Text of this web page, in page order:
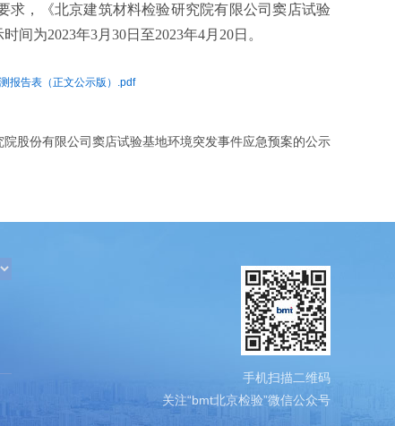
求，《北京建筑材料检验研究院有限公司窦店试验
时间为2023年3月 30日至2023年4月 20日。
报告表（正文公示版）.pdf
股份有限公司窦店试验基地环境突发事件应急预案的公示
手机扫描二维码
关注“bmt北京检验”微信公众号